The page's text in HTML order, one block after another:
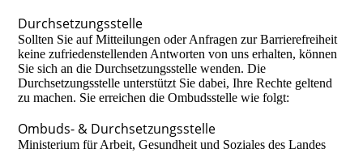
Durchsetzungsstelle
Sollten Sie auf Mitteilungen oder Anfragen zur Barrierefreiheit
keine zufriedenstellenden Antworten von uns erhalten, können
Sie sich an die Durchsetzungsstelle wenden. Die
Durchsetzungsstelle unterstützt Sie dabei, Ihre Rechte geltend
zu machen. Sie erreichen die Ombudsstelle wie folgt:
Ombuds- & Durchsetzungsstelle
Ministerium für Arbeit, Gesundheit und Soziales des Landes